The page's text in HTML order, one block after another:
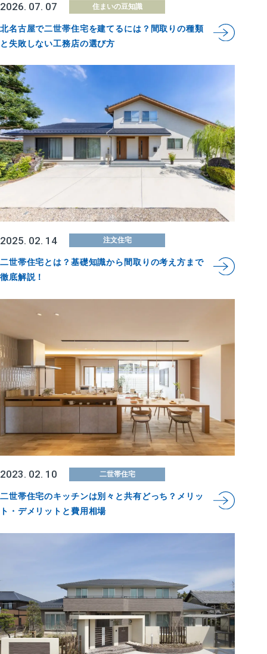
2026. 07. 07 住まいの豆知識
北名古屋で二世帯住宅を建てるには？間取りの種類
と失敗しない工務店の選び方
2025. 02. 14 注文住宅
二世帯住宅とは？基礎知識から間取りの考え方まで
徹底解説！
2023. 02. 10 二世帯住宅
二世帯住宅のキッチンは別々と共有どっち？メリッ
ト・デメリットと費用相場